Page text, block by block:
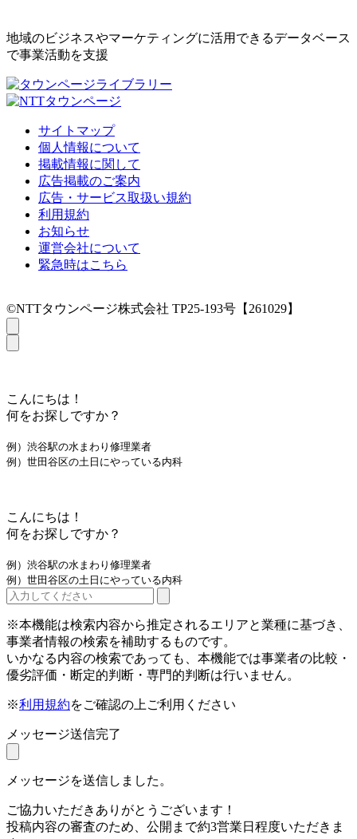
地域のビジネスやマーケティングに活用できるデータベース
で事業活動を支援
サイトマップ
個人情報について
掲載情報に関して
広告掲載のご案内
広告・サービス取扱い規約
利用規約
お知らせ
運営会社について
緊急時はこちら
©NTTタウンページ株式会社 TP25-193号【261029】
こんにちは！
何をお探しですか？
例）渋谷駅の水まわり修理業者
例）世田谷区の土日にやっている内科
こんにちは！
何をお探しですか？
例）渋谷駅の水まわり修理業者
例）世田谷区の土日にやっている内科
※本機能は検索内容から推定されるエリアと業種に基づき、
事業者情報の検索を補助するものです。
いかなる内容の検索であっても、本機能では事業者の比較・
優劣評価・断定的判断・専門的判断は行いません。
※利用規約をご確認の上ご利用ください
メッセージ送信完了
メッセージを送信しました。
ご協力いただきありがとうございます！
投稿内容の審査のため、公開まで約3営業日程度いただきま